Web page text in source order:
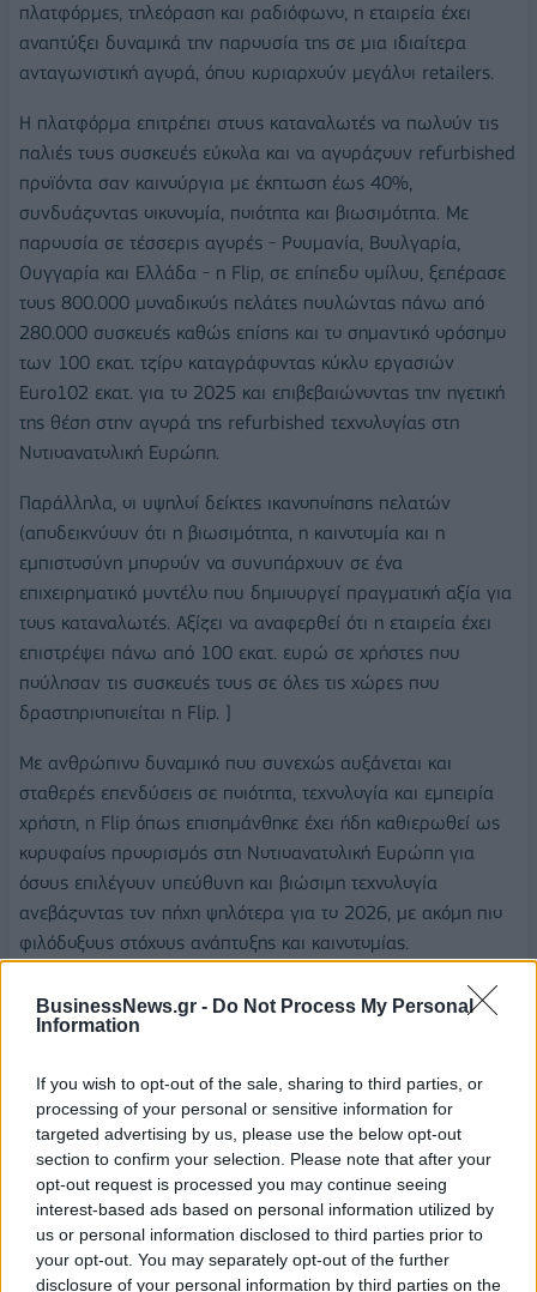
BusinessNews.gr - Do Not Process My Personal
Information
If you wish to opt-out of the sale, sharing to third parties, or
processing of your personal or sensitive information for
targeted advertising by us, please use the below opt-out
section to confirm your selection. Please note that after your
opt-out request is processed you may continue seeing
interest-based ads based on personal information utilized by
us or personal information disclosed to third parties prior to
your opt-out. You may separately opt-out of the further
disclosure of your personal information by third parties on the
πλατφόρμες, τηλεόραση και ραδιόφωνο, η εταιρεία έχει
αναπτύξει δυναμικά την παρουσία της σε μια ιδιαίτερα
ανταγωνιστική αγορά, όπου κυριαρχούν μεγάλοι retailers.
Η πλατφόρμα επιτρέπει στους καταναλωτές να πωλούν τις
παλιές τους συσκευές εύκολα και να αγοράζουν refurbished
προϊόντα σαν καινούργια με έκπτωση έως 40%,
συνδυάζοντας οικονομία, ποιότητα και βιωσιμότητα. Με
παρουσία σε τέσσερις αγορές - Ρουμανία, Βουλγαρία,
Ουγγαρία και Ελλάδα - η Flip, σε επίπεδο ομίλου, ξεπέρασε
τους 800.000 μοναδικούς πελάτες πουλώντας πάνω από
280.000 συσκευές καθώς επίσης και το σημαντικό ορόσημο
των 100 εκατ. τζίρο καταγράφοντας κύκλο εργασιών
Euro102 εκατ. για το 2025 και επιβεβαιώνοντας την ηγετική
της θέση στην αγορά της refurbished τεχνολογίας στη
Νοτιοανατολική Ευρώπη.
Παράλληλα, οι υψηλοί δείκτες ικανοποίησης πελατών
(αποδεικνύουν ότι η βιωσιμότητα, η καινοτομία και η
εμπιστοσύνη μπορούν να συνυπάρχουν σε ένα
επιχειρηματικό μοντέλο που δημιουργεί πραγματική αξία για
τους καταναλωτές. Αξίζει να αναφερθεί ότι η εταιρεία έχει
επιστρέψει πάνω από 100 εκατ. ευρώ σε χρήστες που
πούλησαν τις συσκευές τους σε όλες τις χώρες που
δραστηριοποιείται η Flip. ]
Με ανθρώπινο δυναμικό που συνεχώς αυξάνεται και
σταθερές επενδύσεις σε ποιότητα, τεχνολογία και εμπειρία
χρήστη, η Flip όπως επισημάνθηκε έχει ήδη καθιερωθεί ως
κορυφαίος προορισμός στη Νοτιοανατολική Ευρώπη για
όσους επιλέγουν υπεύθυνη και βιώσιμη τεχνολογία
ανεβάζοντας τον πήχη ψηλότερα για το 2026, με ακόμη πιο
φιλόδοξους στόχους ανάπτυξης και καινοτομίας.
FLIP